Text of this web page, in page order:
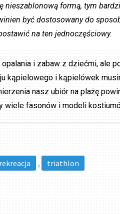
nieszablonową formą, tym
być dostosowany do
na ten jednoczęściowy.
i zabaw z dziećmi, ale
kąpielowego i kąpielówek
nasz ubiór na plażę
wiele fasonów i modeli
rekreacja , triathlon